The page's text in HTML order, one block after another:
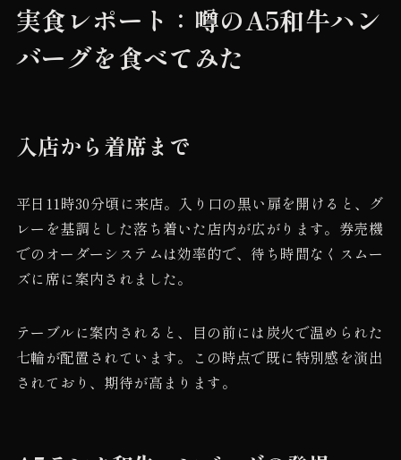
実食レポート：噂のA5和牛ハン
バーグを食べてみた
入店から着席まで
平日11時30分頃に来店。入り口の黒い扉を開けると、グ
レーを基調とした落ち着いた店内が広がります。券売機
でのオーダーシステムは効率的で、待ち時間なくスムー
ズに席に案内されました。
テーブルに案内されると、目の前には炭火で温められた
七輪が配置されています。この時点で既に特別感を演出
されており、期待が高まります。